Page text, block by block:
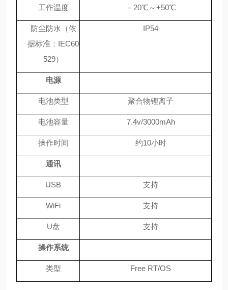
工作温度 － 20℃ ～+50℃
防尘防水（依
据标准： IEC60
529）
IP54
电源
电池类型 聚合物锂离子
电池容量 7.4v/3000mAh
操作时间 约10小时
通讯
USB 支持
WiFi 支持
U盘 支持
操作系统
类型 Free RT/OS